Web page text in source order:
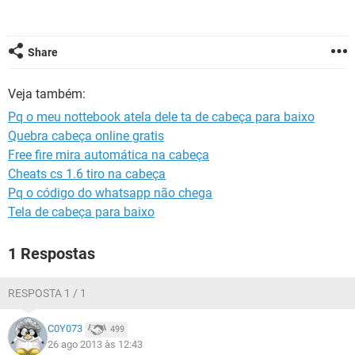
Share
Veja também:
Pq o meu nottebook atela dele ta de cabeça para baixo
Quebra cabeça online gratis
Free fire mira automática na cabeça
Cheats cs 1.6 tiro na cabeça
Pq o código do whatsapp não chega
Tela de cabeça para baixo
1 Respostas
RESPOSTA 1 / 1
C0Y073 499
26 ago 2013 às 12:43